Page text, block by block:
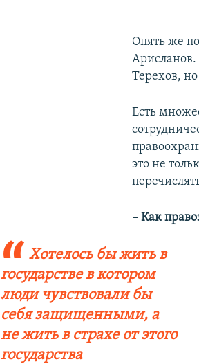
Опять же
Арисланов.
Терехов,
Есть
это не
– Как
Хотелось бы жить в
государстве в котором
люди чувствовали бы
себя защищенными, а
не жить в страхе от этого
государства